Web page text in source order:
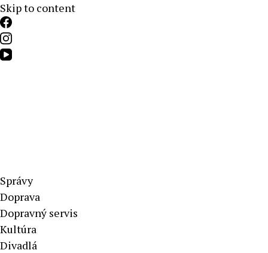
Skip to content
Aktuálne správy – severné Slovensko
Správy
Doprava
Dopravný servis
Kultúra
Divadlá